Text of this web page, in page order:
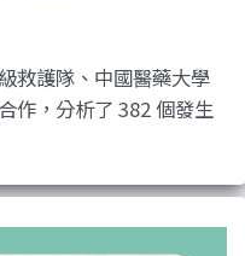
救護隊、中國醫藥大學
作，分析了 382 個發生